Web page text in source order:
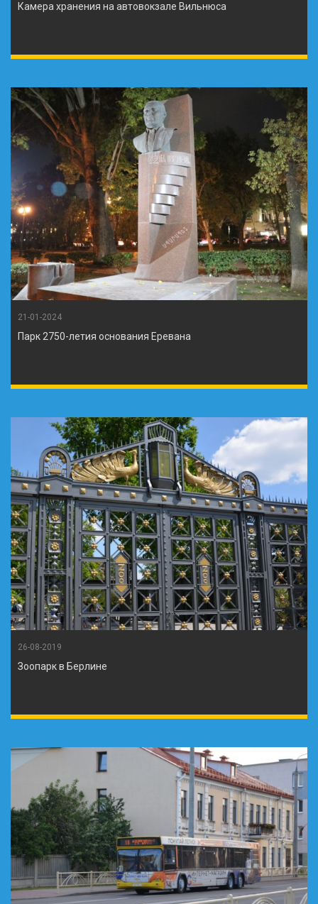
Камера хранения на автовокзале Вильнюса
21-01-2024
Парк 2750-летия основания Еревана
26-08-2019
Зоопарк в Берлине